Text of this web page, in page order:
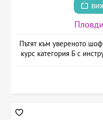
Пътят към увереното
курс категория Б с